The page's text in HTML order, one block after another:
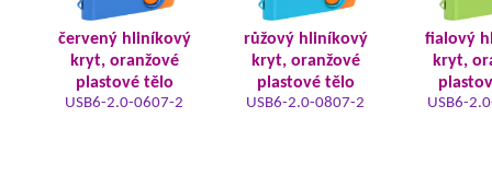
červený hliníkový
kryt, oranžové
plastové tělo
USB6-2.0-0607-2
růžový hliníkový
kryt, oranžové
plastové tělo
USB6-2.0-0807-2
fialový
kryt,
USB6-